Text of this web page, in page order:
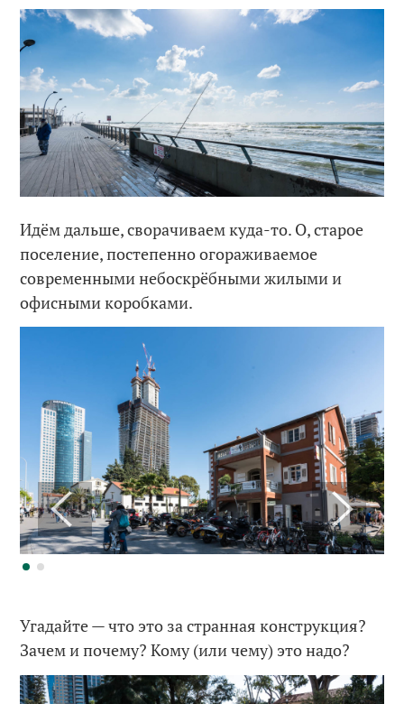
Идём дальше, сворачиваем куда-то. О, старое
поселение, постепенно огораживаемое
современными небоскрёбными жилыми и
офисными коробками.
Угадайте — что это за странная конструкция?
Зачем и почему? Кому (или чему) это надо?